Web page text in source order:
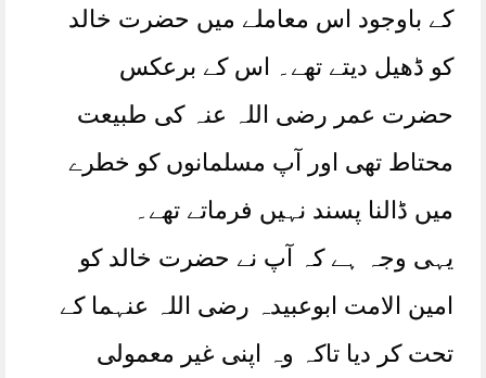
کے باوجود اس معاملے میں حضرت خالد
کو ڈھیل دیتے تھے۔ اس کے برعکس
حضرت عمر رضی اللہ عنہ کی طبیعت
محتاط تھی اور آپ مسلمانوں کو خطرے
میں ڈالنا پسند نہیں فرماتے تھے۔
یہی وجہ ہے کہ آپ نے حضرت خالد کو
امین الامت ابوعبیدہ رضی اللہ عنہما کے
تحت کر دیا تاکہ وہ اپنی غیر معمولی